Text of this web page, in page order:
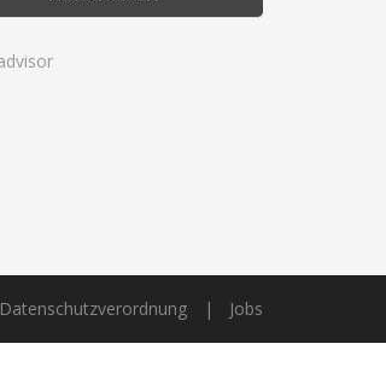
Datenschutzverordnung Jobs